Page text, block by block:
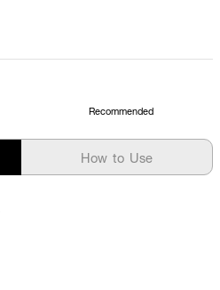
Recommended
How to Use